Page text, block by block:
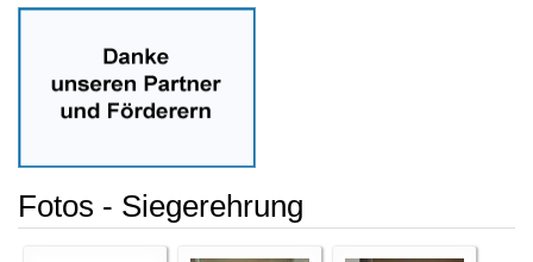
Fotos - Siegerehrung